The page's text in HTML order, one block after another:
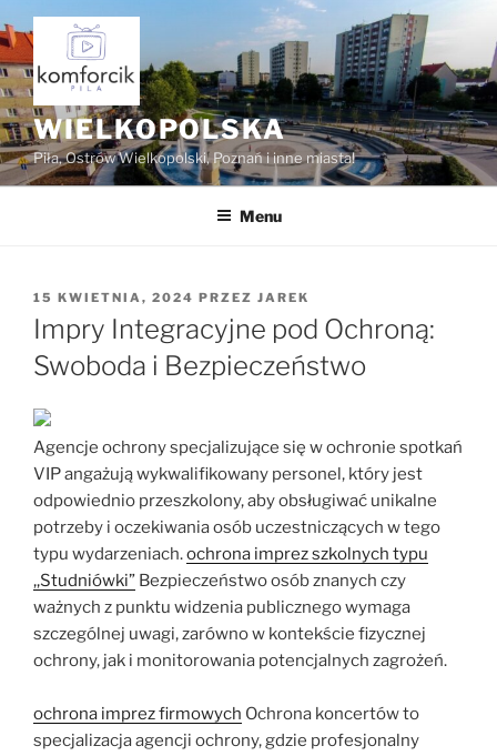
Przejdź
do
treści
WIELKOPOLSKA
Piła, Ostrów Wielkopolski, Poznań i inne miasta!
Menu
OPUBLIKOWANE
W
15 KWIETNIA, 2024 PRZEZ JAREK
Impry Integracyjne pod Ochroną:
Swoboda i Bezpieczeństwo
Agencje ochrony specjalizujące się w ochronie spotkań
VIP angażują wykwalifikowany personel, który jest
odpowiednio przeszkolony, aby obsługiwać unikalne
potrzeby i oczekiwania osób uczestniczących w tego
typu wydarzeniach.ochrona imprez szkolnych typu
,,Studniówki” Bezpieczeństwo osób znanych czy
ważnych z punktu widzenia publicznego wymaga
szczególnej uwagi, zarówno w kontekście fizycznej
ochrony, jak i monitorowania potencjalnych zagrożeń.
ochrona imprez firmowych Ochrona koncertów to
specjalizacja agencji ochrony, gdzie profesjonalny